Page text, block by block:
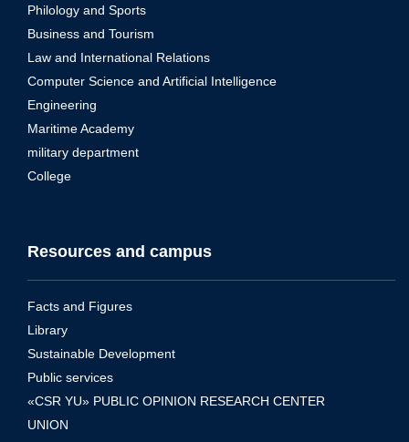
Philology and Sports
Business and Tourism
Law and International Relations
Computer Science and Artificial Intelligence
Engineering
Maritime Academy
military department
College
Resources and campus
Facts and Figures
Library
Sustainable Development
Public services
«CSR YU» PUBLIC OPINION RESEARCH CENTER
UNION